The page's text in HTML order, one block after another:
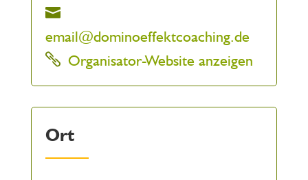
email@dominoeffektcoaching.de
Organisator-Website anzeigen
Ort